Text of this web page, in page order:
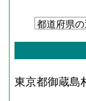
東京都御蔵島